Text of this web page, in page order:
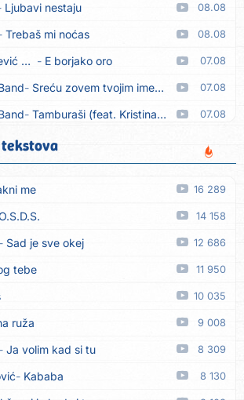
Ljubavi nestaju 08.08
Trebaš mi noćas 08.08
7. Slobodan Batjarević Čobe E borjako oro 07.08
Sreću zovem tvojim imenom (feat. Kristina Smetko) 07.08
Tamburaši (feat. Kristina Smetko) 07.08
Band Tvoja šutnja (feat. Kristina Smetko)
Neću kuhat´, neću prat´ 07.08
Via Roma, nikad doma 07.08
Kada moja mladost prođe 07.08
Do zadnje kapi 07.08
Noći moje besane 07.08
mi Stubicu 07.08
07.08
se 07.08
me ti (Anksiozna) 06.08
me 16 289
14 158
Sad je sve okej 12 686
tebe 11 950
10 035
ruža 9 008
Ja volim kad si tu 8 309
Kababa 8 130